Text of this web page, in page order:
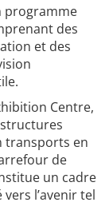
programme
des
et des
Centre,
transports en
de
un cadre
l’avenir tel